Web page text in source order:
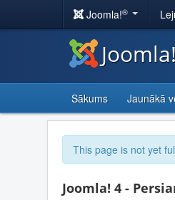
Joomla!®
Sākums Jaunākā
This page is not yet
Joomla! 4 -